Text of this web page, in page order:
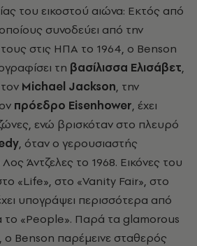
του εικοστού αιώνα: Εκτός από
συνοδεύει από την
στις ΗΠΑ το 1964, ο Benson
τη βασίλισσα Ελισάβετ,
Michael Jackson, την
πρόεδρο Eisenhower, έχει
ενώ βρισκόταν στο πλευρό
, όταν ο γερουσιαστής
Άντζελες το 1968. Εικόνες του
«Life», στο «Vanity Fair», στο
υπογράψει περισσότερα από
το «People». Παρά τα glamorous
ο Benson παρέμεινε σταθερός